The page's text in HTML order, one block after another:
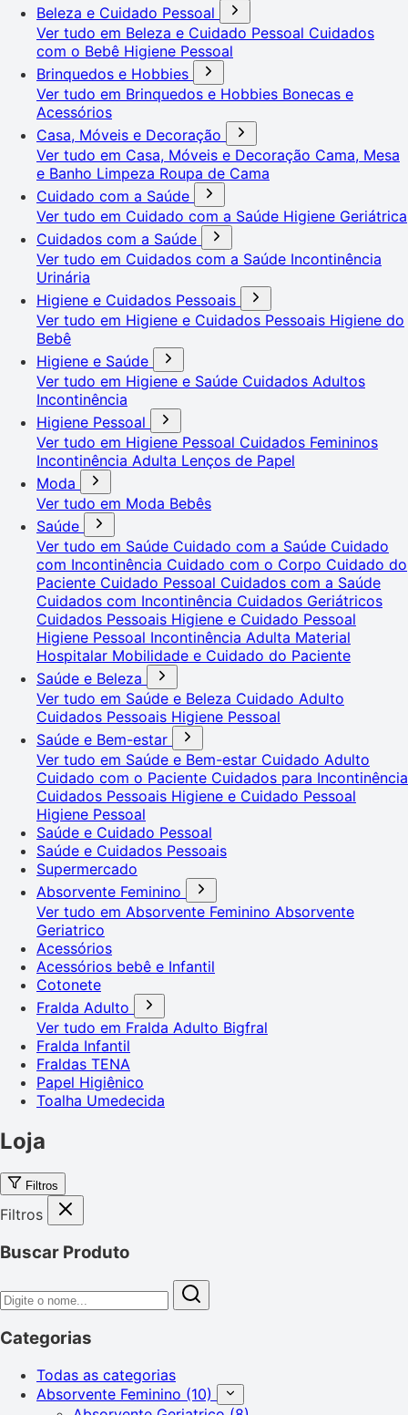
Beleza e Cuidado Pessoal
Ver tudo em Beleza e Cuidado Pessoal Cuidados
com o Bebê Higiene Pessoal
Brinquedos e Hobbies
Ver tudo em Brinquedos e Hobbies Bonecas e
Acessórios
Casa, Móveis e Decoração
Ver tudo em Casa, Móveis e Decoração Cama, Mesa
e Banho Limpeza Roupa de Cama
Cuidado com a Saúde
Ver tudo em Cuidado com a Saúde Higiene Geriátrica
Cuidados com a Saúde
Ver tudo em Cuidados com a Saúde Incontinência
Urinária
Higiene e Cuidados Pessoais
Ver tudo em Higiene e Cuidados Pessoais Higiene do
Bebê
Higiene e Saúde
Ver tudo em Higiene e Saúde Cuidados Adultos
Incontinência
Higiene Pessoal
Ver tudo em Higiene Pessoal Cuidados Femininos
Incontinência Adulta Lenços de Papel
Moda
Ver tudo em Moda Bebês
Saúde
Ver tudo em Saúde Cuidado com a Saúde Cuidado
com Incontinência Cuidado com o Corpo Cuidado do
Paciente Cuidado Pessoal Cuidados com a Saúde
Cuidados com Incontinência Cuidados Geriátricos
Cuidados Pessoais Higiene e Cuidado Pessoal
Higiene Pessoal Incontinência Adulta Material
Hospitalar Mobilidade e Cuidado do Paciente
Saúde e Beleza
Ver tudo em Saúde e Beleza Cuidado Adulto
Cuidados Pessoais Higiene Pessoal
Saúde e Bem-estar
Ver tudo em Saúde e Bem-estar Cuidado Adulto
Cuidado com o Paciente Cuidados para Incontinência
Cuidados Pessoais Higiene e Cuidado Pessoal
Higiene Pessoal
Saúde e Cuidado Pessoal
Saúde e Cuidados Pessoais
Supermercado
Absorvente Feminino
Ver tudo em Absorvente Feminino Absorvente
Geriatrico
Acessórios
Acessórios bebê e Infantil
Cotonete
Fralda Adulto
Ver tudo em Fralda Adulto Bigfral
Fralda Infantil
Fraldas TENA
Papel Higiênico
Toalha Umedecida
Loja
Filtros
Filtros
Buscar Produto
Categorias
Todas as categorias
Absorvente Feminino (10)